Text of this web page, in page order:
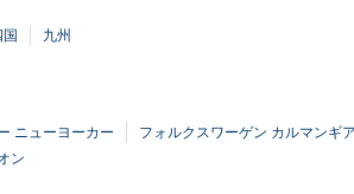
国 九州
ニューヨーカー フォルクスワーゲン カルマンギア
ン